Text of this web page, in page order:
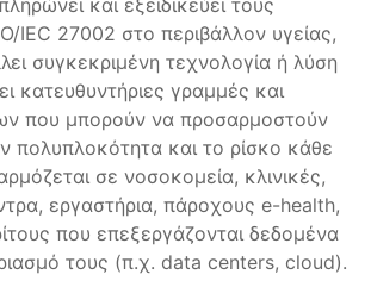
και εξειδικεύει τους
IEC 27002 στο περιβάλλον υγείας,
συγκεκριμένη τεχνολογία ή λύση
κατευθυντήριες γραμμές και
που μπορούν να προσαρμοστούν
πολυπλοκότητα και το ρίσκο κάθε
σε νοσοκομεία, κλινικές,
εργαστήρια, πάροχους e-health,
που επεξεργάζονται δεδομένα
τους (π.χ. data centers, cloud).